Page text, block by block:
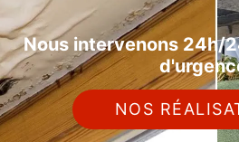
Nous intervenons 24h/
NOS